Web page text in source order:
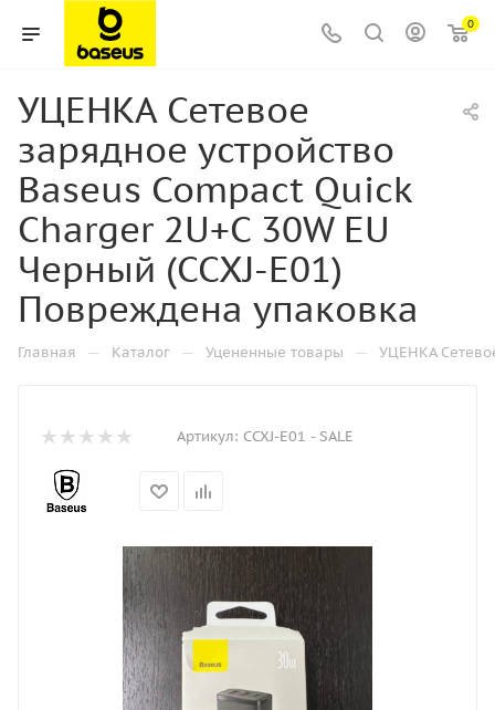
0
УЦЕНКА Сетевое
зарядное устройство
Baseus Compact Quick
Charger 2U+C 30W EU
Черный (CCXJ-E01)
Повреждена упаковка
Главная — Каталог — Уцененные товары — УЦЕНКА
Артикул: CCXJ-E01 - SALE